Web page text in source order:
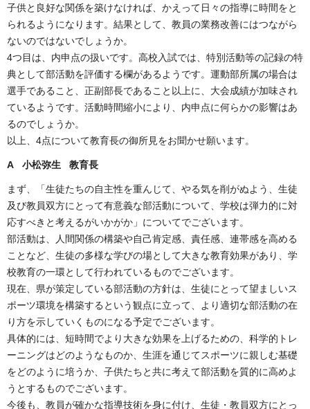
子供と良好な関係を築けなければ、かえって日々の指導に時間をと
られるようになります。結果として、教員の業務改善にはつながら
ないのではないでしょうか。
4つ目は、内申点の扱いです。高校入試では、特別活動等の記録の特
典として部活動を評価する欄があるようです。運動部所属の場合は
選手であること、正副部長であること以上に、大会成績が加味され
ているようです。活動時間縮小により、内申点に何らかの影響はあ
るのでしょうか。
以上、4点について教育長の御所見をお聞かせ願います。
A 小松弥生 教育長
まず、「生徒たちの自主性を重んじて、やる気を削がぬよう、生徒
及び教員双方にとって有意義な部活動について、学校は弾力的に対
応すべきと考えるがいかがか」についてでございます。
部活動は、人間関係の構築や自己肯定感、責任感、連帯感を高める
ことなど、生徒の多様な学びの場として大きな教育効果があり、学
校教育の一環として行われているものでございます。
現在、県が策定している部活動の方針は、生徒にとって望ましいス
ポーツ環境を構築するという観点に立って、より適切な部活動の在
り方を示していくものになる予定でございます。
具体的には、短時間でより大きな効果を上げるための、科学的トレ
ーニングはどのようなものか、生涯を通じてスポーツに親しむ基礎
をどのように培うか、子供たちと共に考えて部活動を質的に高めよ
うとするものでございます。
今後も、教員が確かな指導技術を身に付け、生徒・教員双方にとっ